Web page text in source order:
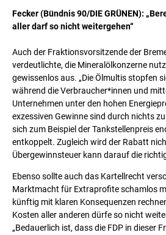
Fecker (Bündnis 90/DIE GRÜNEN):
aller darf so nicht weitergehen“
Auch der Fraktionsvorsitzende der
verdeutlichte, die Mineralölkonzerne
gewissenlos aus. „Die Ölmultis stopfen
während die Verbraucher*innen und
Unternehmen unter den hohen
exzessiven Gewinne sind durch nichts
sich zum Beispiel der Tankstellenpreis
entkoppelt. Zugleich wird der Rabatt
Übergewinnsteuer kann darauf die
Ebenso sollte auch das Kartellrecht
Marktmacht für Extraprofite schamlos
künftig mit klaren Konsequenzen
Kosten aller anderen dürfe so nicht
„Bedauerlich ist, dass die FDP in dieser